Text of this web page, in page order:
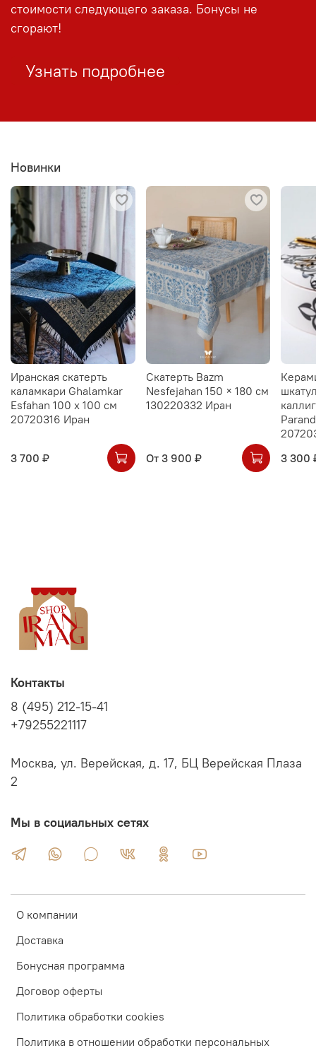
стоимости следующего заказа. Бонусы не
сгорают!
Узнать подробнее
Новинки
Иранская скатерть
каламкари Ghalamkar
Esfahan 100 х 100 см
20720316 Иран
3 700 ₽
Скатерть Bazm
Nesfejahan 150 × 180 см
130220332 Иран
От 3 900 ₽
3 300
О компании
Доставка
Бонусная программа
Договор оферты
Политика обработки cookies
Политика в отношении обработки персональных
Контакты
8 (495) 212-15-41
+79255221117
Москва, ул. Верейская, д. 17, БЦ Верейская Плаза
2
Мы в социальных сетях